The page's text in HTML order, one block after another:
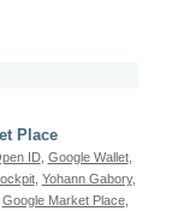
Place
ID, Google Wallet,
, Yohann Gabory,
Google Market Place,